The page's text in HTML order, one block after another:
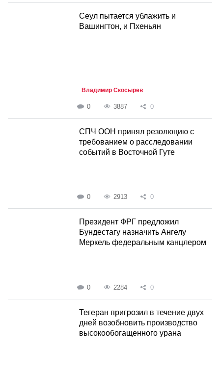
Cеул пытается ублажить и
Вашингтон, и Пхеньян
Владимир Скосырев
0 3887 0
СПЧ ООН принял резолюцию с
требованием о расследовании
событий в Восточной Гуте
0 2913 0
Президент ФРГ предложил
Бундестагу назначить Ангелу
Меркель федеральным канцлером
0 2284 0
Тегеран пригрозил в течение двух
дней возобновить производство
высокообогащенного урана